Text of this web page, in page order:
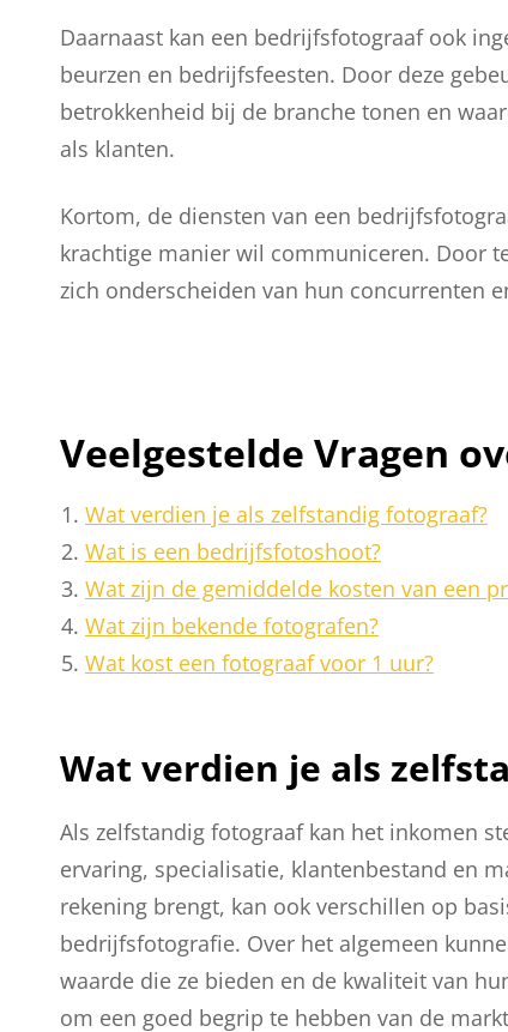
Daarnaast kan een bedrijfsfotograaf ook
beurzen en bedrijfsfeesten. Door deze
betrokkenheid bij de branche tonen en
als klanten.
Kortom, de diensten van een
krachtige manier wil communiceren. Door
zich onderscheiden van hun concurrenten
Veelgestelde Vragen
Wat verdien je als zelfstandig fotograaf?
Wat is een bedrijfsfotoshoot?
Wat zijn de gemiddelde kosten van een
Wat zijn bekende fotografen?
Wat kost een fotograaf voor 1 uur?
Wat verdien je als
Als zelfstandig fotograaf kan het inkomen
ervaring, specialisatie, klantenbestand en
rekening brengt, kan ook verschillen op
bedrijfsfotografie. Over het algemeen
waarde die ze bieden en de kwaliteit van
om een goed begrip te hebben van de